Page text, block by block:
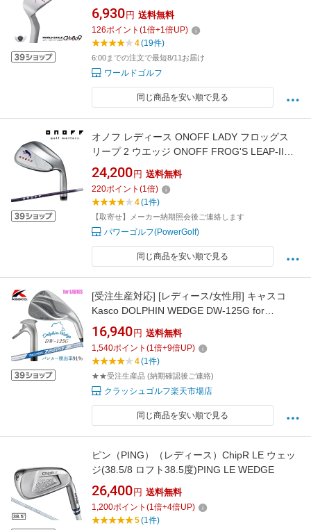
ー 左用あり グリーン外からパターの距離感で
カップに寄せれます。バンカーやラフの脱出も
簡単！【add-option】
6,930 円 送料無料
126ポイント (1倍+1倍UP)
4(19件)
6:00までの注文で最短8/11お届け
ワールドゴルフ
同じ商品を安い順で見る
オノフ レディース ONOFF LADY フロッグス
リープ 2 ウエッジ ONOFF FROG'S LEAP-II
ORIGINAL カーボンシャフト【23】
24,200 円 送料無料
220ポイント (1倍)
4(1件)
【取寄せ】メーカー納期照会後ご連絡します
パワーゴルフ(PowerGolf)
同じ商品を安い順で見る
[受注生産対応] [レディース/女性用] キャスコ
Kasco DOLPHIN WEDGE DW-125G for
LADIES ドルフィン ウェッジ イチ・ニイ・ゴ
ー・ジー （セミグースネック） クロムメッキ
レディス 右用 N.SPRO ZELOS 7 スチールシャ
フト [日本正規品] [2025年モデル]
16,940 円 送料無料
1,540ポイント (1倍+9倍UP)
4(1件)
★★受注生産品 (納期確認後ご連絡)
クラッシュゴルフ楽天市場店
同じ商品を安い順で見る
ピン（PING）（レディース）ChipR LE ウェッ
ジ(38.5/8 ロフト38.5度)PING LE WEDGE
26,400 円 送料無料
1,200ポイント (1倍+4倍UP)
5(1件)